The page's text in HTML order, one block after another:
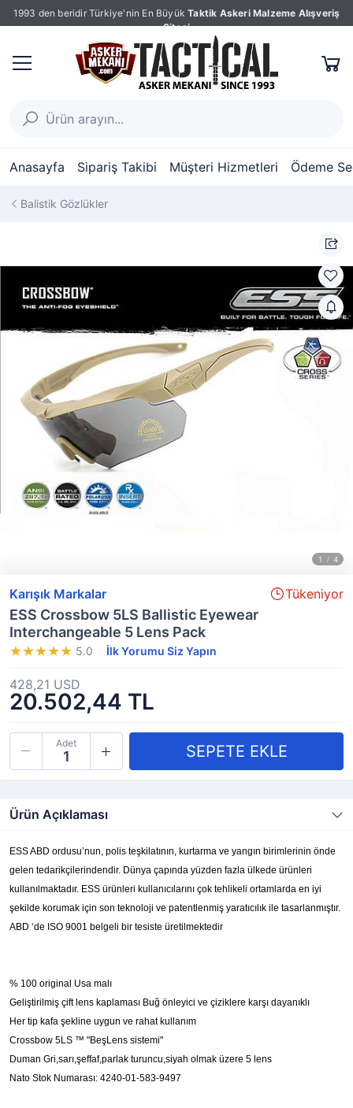
1993 den beridir Türkiye'nin En Büyük Taktik Askeri Malzeme Alışveriş
Sitesi
Anasayfa Sipariş Takibi Müşteri Hizmetleri Ödeme
Balistik Gözlükler
Karışık Markalar Tükeniyor
ESS Crossbow 5LS Ballistic Eyewear
Interchangeable 5 Lens Pack
5.0 İlk Yorumu Siz Yapın
20.502,44 TL
428,21 USD
Adet
Ürün Açıklaması
ESS ABD ordusu’nun, polis teşkilatının, kurtarma ve yangın birimlerinin önde
gelen tedarikçilerindendir. Dünya çapında yüzden fazla ülkede ürünleri
kullanılmaktadır. ESS ürünleri kullanıcılarını çok tehlikeli ortamlarda en iyi
şekilde korumak için son teknoloji ve patentlenmiş yaratıcılık ile tasarlanmıştır.
ABD ‘de ISO 9001 belgeli bir tesiste üretilmektedir
% 100 original Usa malı
Geliştirilmiş çift lens kaplaması Buğ önleyici ve çiziklere karşı dayanıklı
Her tip kafa şekline uygun ve rahat kullanım
Crossbow 5LS ™ "BeşLens sistemi"
Duman Gri,sarı,şeffaf,parlak turuncu,siyah olmak üzere 5 lens
Nato Stok Numarası: 4240-01-583-9497